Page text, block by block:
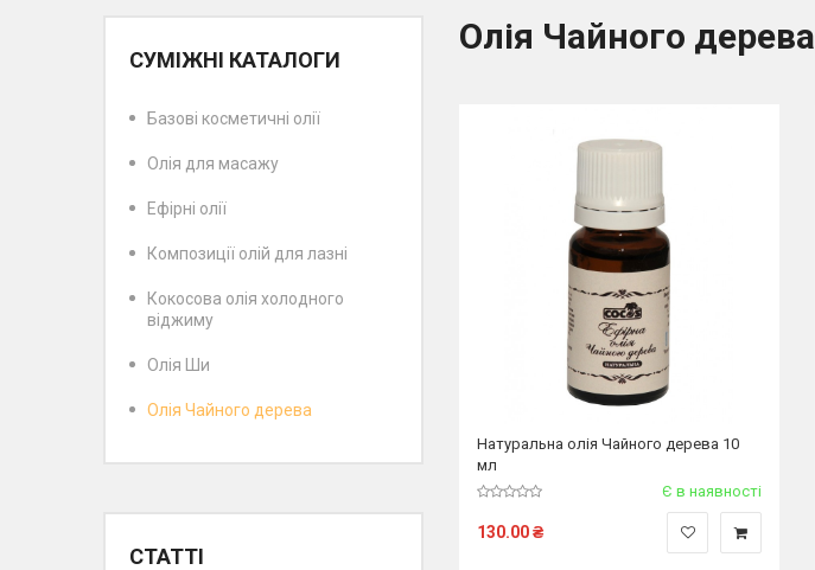
СУМІЖНІ КАТАЛОГИ
Базові косметичні олії
Олія для масажу
Ефірні олії
Композиції олій для лазні
Кокосова олія холодного
віджиму
Олія Ши
Олія Чайного дерева
СТАТТІ
Олія Чайного дерева
Натуральна олія Чайного дерева 10
мл
Є в наявності
130.00₴